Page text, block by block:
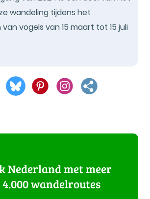
wandeling tijdens het
vogels van 15 maart tot 15 juli
Nederland met meer
wandelroutes